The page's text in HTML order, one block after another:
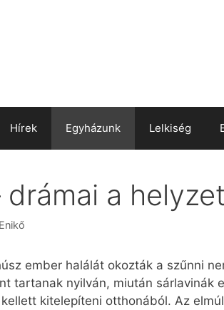
Hírek Egyházunk Lelkiség
a helyzet
ember halálát okozták a szűnni
tartanak nyilván, miután
kitelepíteni otthonából. Az